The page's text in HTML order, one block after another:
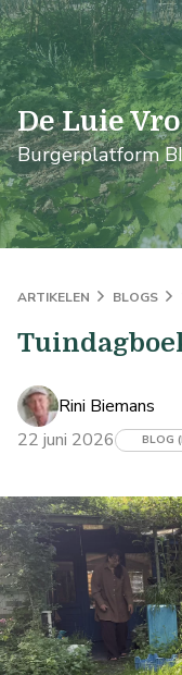
logo
De Luie
Burgerplatform
ARTIKELEN BLOGS
Rini Biemans
22 juni 2026
BLOG